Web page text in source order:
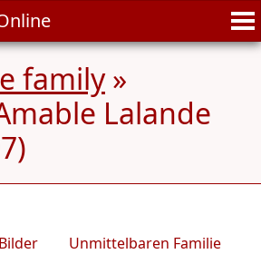
family»
Lalande
Bilder
Unmittelbaren Familie